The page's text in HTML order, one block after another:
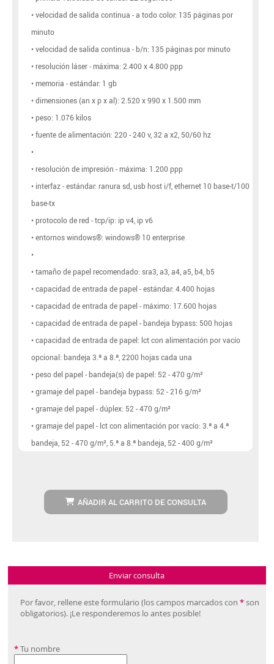
• velocidad de salida continua - a todo color: 135 páginas por
minuto
• velocidad de salida continua - b/n: 135 páginas por minuto
• resolución láser - máxima: 2.400 x 4.800 ppp
• memoria - estándar: 1 gb
• dimensiones (an x p x al): 2.520 x 990 x 1.500 mm
• peso: 1.076 kilos
• fuente de alimentación: 220 - 240 v, 32 a x2, 50/60 hz
•
• resolución de impresión - máxima: 1.200 ppp
• interfaz - estándar: ranura sd, usb host i/f, ethernet 10 base-t/100
base-tx
• protocolo de red - tcp/ip: ip v4, ip v6
• entornos windows®: windows® 10 enterprise
•
• tamaño de papel recomendado: sra3, a3, a4, a5, b4, b5
• capacidad de entrada de papel - estándar: 4.400 hojas
• capacidad de entrada de papel - máximo: 17.600 hojas
• capacidad de entrada de papel - bandeja bypass: 500 hojas
• capacidad de entrada de papel: lct con alimentación por vacío
opcional: bandeja 3.ª a 8.ª, 2200 hojas cada una
• peso del papel - bandeja(s) de papel: 52 - 470 g/m²
• gramaje del papel - bandeja bypass: 52 - 216 g/m²
• gramaje del papel - dúplex: 52 - 470 g/m²
• gramaje del papel - lct con alimentación por vacío: 3.ª a 4.ª
bandeja, 52 - 470 g/m², 5.ª a 8.ª bandeja, 52 - 400 g/m²
AÑADIR AL CARRITO DE CONSULTA
Enviar consulta
Por favor, rellene este formulario (los campos marcados con*son
obligatorios). ¡Le responderemos lo antes posible!
*Tu nombre